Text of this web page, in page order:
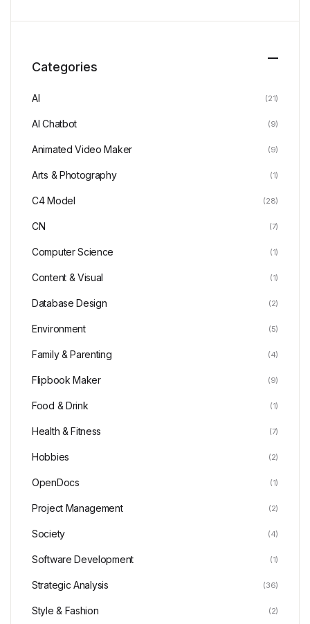
Categories
AI (21)
AI Chatbot (9)
Animated Video Maker (9)
Arts & Photography (1)
C4 Model (28)
CN (7)
Computer Science (1)
Content & Visual (1)
Database Design (2)
Environment (5)
Family & Parenting (4)
Flipbook Maker (9)
Food & Drink (1)
Health & Fitness (7)
Hobbies (2)
OpenDocs (1)
Project Management (2)
Society (4)
Software Development (1)
Strategic Analysis (36)
Style & Fashion (2)